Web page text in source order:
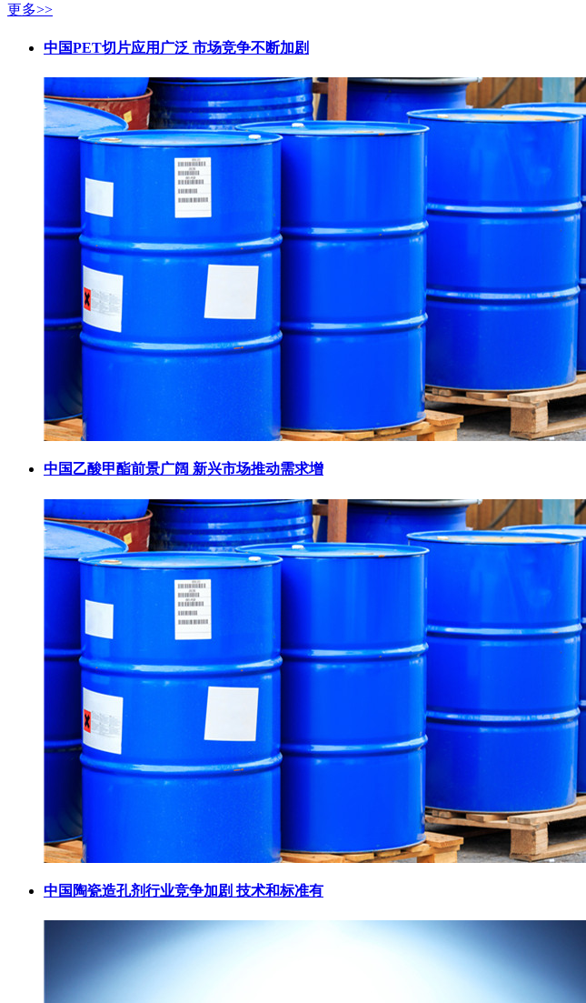
更多>>
中国PET切片应用广泛 市场竞争不断加剧
中国乙酸甲酯前景广阔 新兴市场推动需求增
中国陶瓷造孔剂行业竞争加剧 技术和标准有